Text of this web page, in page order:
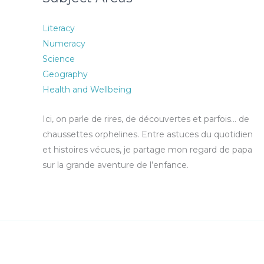
Literacy
Numeracy
Science
Geography
Health and Wellbeing
Ici, on parle de rires, de découvertes et parfois… de
chaussettes orphelines. Entre astuces du quotidien
et histoires vécues, je partage mon regard de papa
sur la grande aventure de l’enfance.